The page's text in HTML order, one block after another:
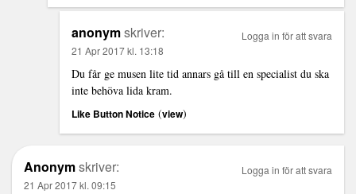
anonymskriver:
21 Apr 2017 kl. 13:18
Du får ge musen lite tid annars gå till en specialist du ska
inte behöva lida kram.
Like Button Notice (view)
Logga in för att svara
Anonymskriver:
21 Apr 2017 kl. 09:15
Logga in för att svara